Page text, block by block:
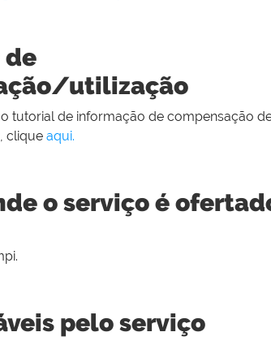
de
utilização
o tutorial de informação de compensação
clique aqui.
o serviço é
pelo serviço